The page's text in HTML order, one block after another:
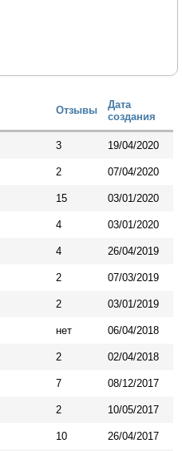
Отзывы
Дата
создания
3 19/04/2020
2 07/04/2020
15 03/01/2020
4 03/01/2020
4 26/04/2019
2 07/03/2019
2 03/01/2019
нет 06/04/2018
2 02/04/2018
7 08/12/2017
2 10/05/2017
10 26/04/2017